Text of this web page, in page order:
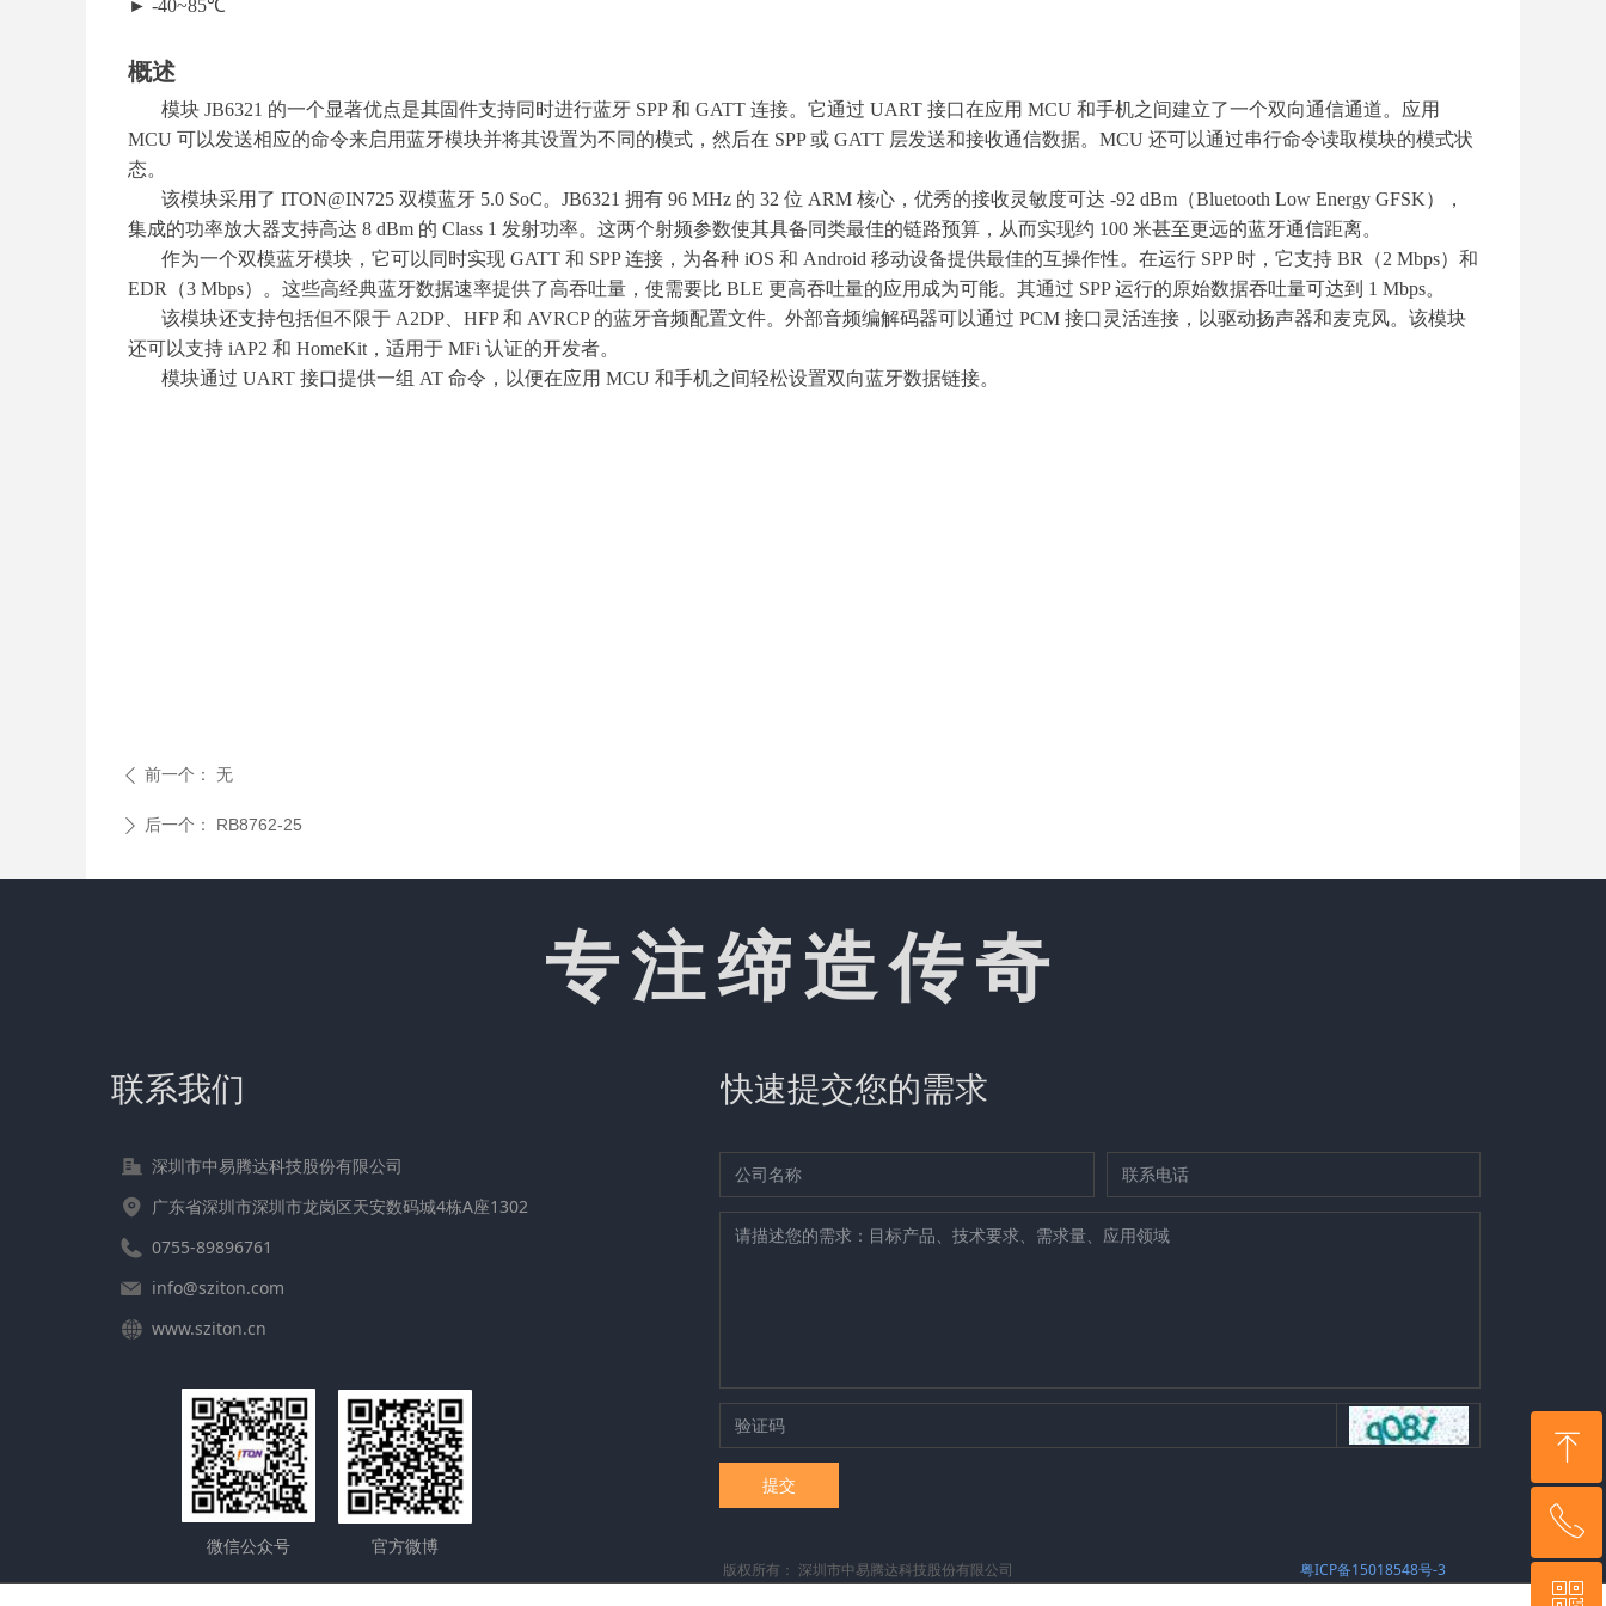
ꄴ 前一个： 无
ꄲ 后一个： RB8762-25
► -40~85℃
概述
模块 JB6321 的一个显著优点是其固件支持同时进行蓝牙 SPP 和 GATT 连接。它通过 UART 接口在应用 MCU 和手机之间建立了一个双向通信通道。应用
MCU 可以发送相应的命令来启用蓝牙模块并将其设置为不同的模式，然后在 SPP 或 GATT 层发送和接收通信数据。MCU 还可以通过串行命令读取模块的模式状
态。
该模块采用了 ITON@IN725 双模蓝牙 5.0 SoC。JB6321 拥有 96 MHz 的 32 位 ARM 核心，优秀的接收灵敏度可达 -92 dBm（Bluetooth Low Energy GFSK），
集成的功率放大器支持高达 8 dBm 的 Class 1 发射功率。这两个射频参数使其具备同类最佳的链路预算，从而实现约 100 米甚至更远的蓝牙通信距离。
作为一个双模蓝牙模块，它可以同时实现 GATT 和 SPP 连接，为各种 iOS 和 Android 移动设备提供最佳的互操作性。在运行 SPP 时，它支持 BR（2 Mbps）和
EDR（3 Mbps）。这些高经典蓝牙数据速率提供了高吞吐量，使需要比 BLE 更高吞吐量的应用成为可能。其通过 SPP 运行的原始数据吞吐量可达到 1 Mbps。
该模块还支持包括但不限于 A2DP、HFP 和 AVRCP 的蓝牙音频配置文件。外部音频编解码器可以通过 PCM 接口灵活连接，以驱动扬声器和麦克风。该模块
还可以支持 iAP2 和 HomeKit，适用于 MFi 认证的开发者。
模块通过 UART 接口提供一组 AT 命令，以便在应用 MCU 和手机之间轻松设置双向蓝牙数据链接。
微信公众号 官方微博
深圳市中易腾达科技股份有限公司
广东省深圳市深圳市龙岗区天安数码城4栋A座1302
0755-89896761
info@sziton.com
www.sziton.cn
联系我们
专注缔造传奇
版权所有： 深圳市中易腾达科技股份有限公司
快速提交您的需求
提交
粤ICP备15018548号-3
ꁸ
回到顶部
ꂅ
0755-89896761
ꀥ